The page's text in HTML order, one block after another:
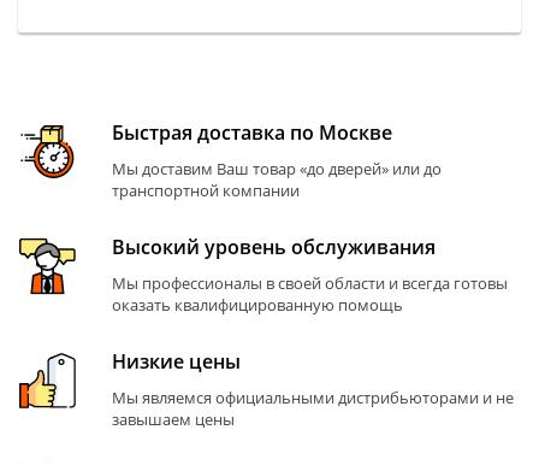
Быстрая доставка по Москве
Мы доставим Ваш товар «до дверей» или до
транспортной компании
Высокий уровень обслуживания
Мы профессионалы в своей области и всегда готовы
оказать квалифицированную помощь
Низкие цены
Мы являемся официальными дистрибьюторами и не
завышаем цены